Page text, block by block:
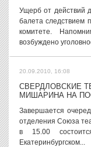
Ущерб от действий
балета следствием
комитете.
возбуждено
20.09.2010, 16:08
СВЕРДЛОВСКИЕ
МИШАРИНА НА
Завершается
отделения Cоюза
в 15.00
Екатеринбургском...